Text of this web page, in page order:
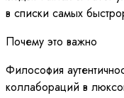
в списки самых
Почему это важно
Философия
коллабораций в